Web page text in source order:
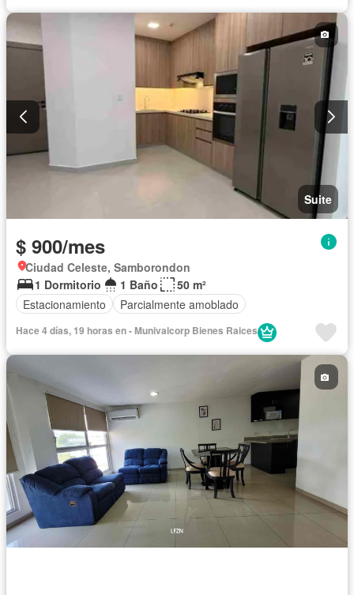
Suite
$ 900/mes
Ciudad Celeste, Samborondon
1 Dormitorio
1 Baño
50 m²
Estacionamiento
Parcialmente amoblado
Hace 4 días, 19 horas en - Munivalcorp Bienes Raices